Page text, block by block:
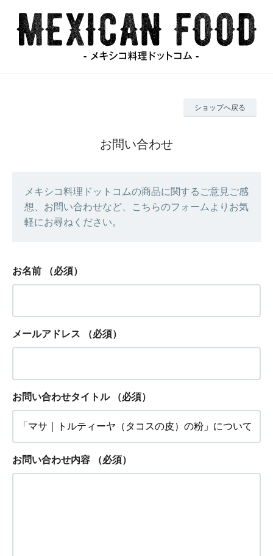
ショップへ戻る
お問い合わせ
メキシコ料理ドットコムの商品に関するご意見ご感
想、お問い合わせなど、こちらのフォームよりお気
軽にお尋ねください。
お名前 （必須）
メールアドレス （必須）
お問い合わせタイトル （必須）
お問い合わせ内容 （必須）